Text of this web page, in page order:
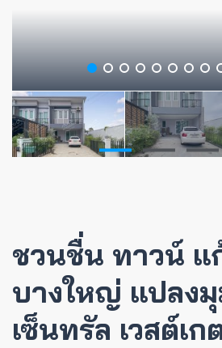
ชวนชื่น ทาวน์ แ
บางใหญ่ แปลง
เซ็นทรัล เวสต์เก